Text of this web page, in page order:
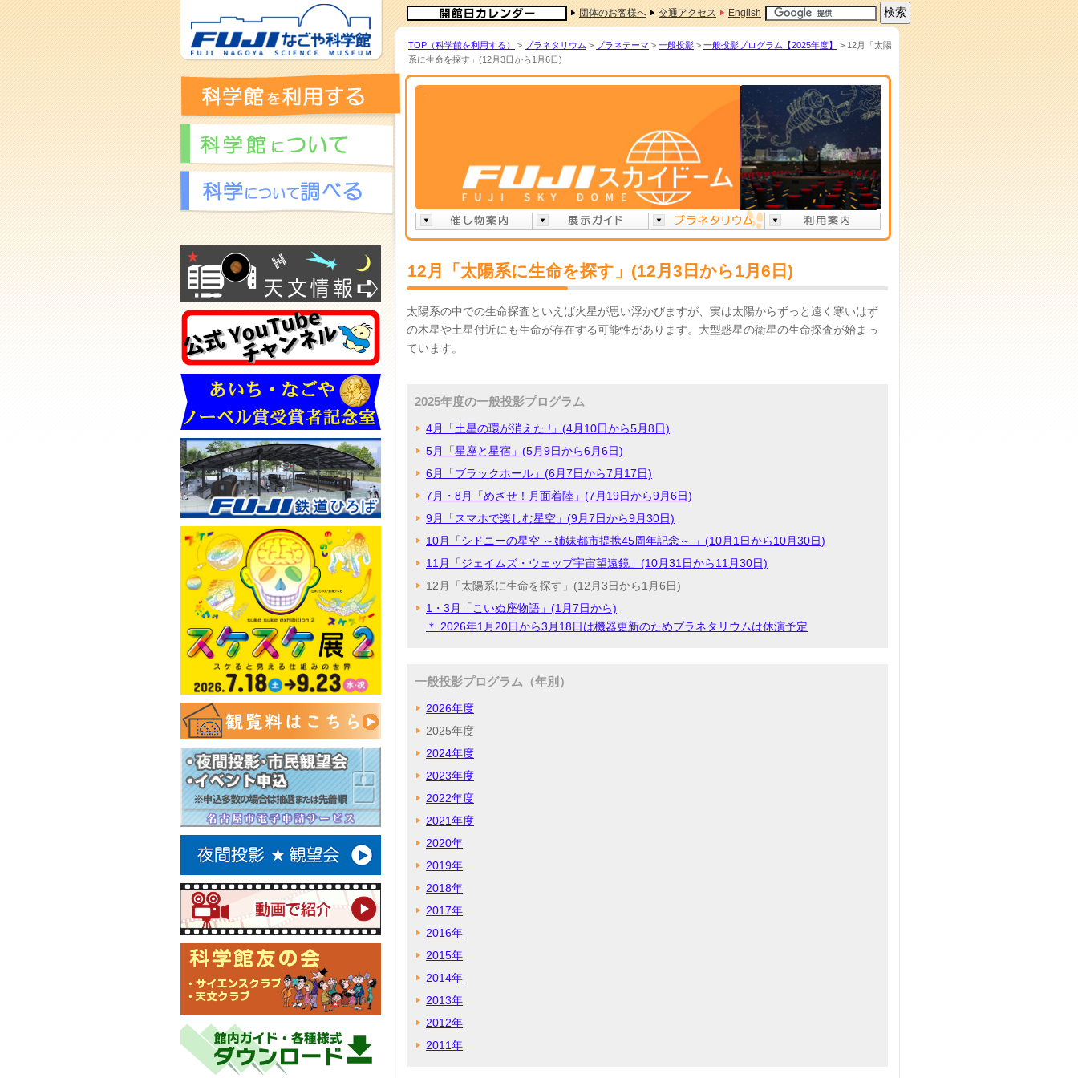
団体のお客様へ 交通アクセス English
TOP（科学館を利用する） > プラネタリウム > プラネテーマ > 一般投影 > 一般投影プログラム【2025年度】
> 12月「太陽
系に生命を探す」(12月3日から1月6日)
12月「太陽系に生命を探す」(12月3日から1月6日)
太陽系の中での生命探査といえば火星が思い浮かびますが、実は太陽からずっと遠く寒いはず
の木星や土星付近にも生命が存在する可能性があります。大型惑星の衛星の生命探査が始まっ
ています。
2025年度の一般投影プログラム
4月「土星の環が消えた !」(4月10日から5月8日)
5月「星座と星宿」(5月9日から6月6日)
6月「ブラックホール」(6月7日から7月17日)
7月・8月「めざせ！月面着陸」(7月19日から9月6日)
9月「スマホで楽しむ星空」(9月7日から9月30日)
10月「シドニーの星空 ～姉妹都市提携45周年記念～ 」(10月1日から10月30日)
11月「ジェイムズ・ウェッブ宇宙望遠鏡」(10月31日から11月30日)
12月「太陽系に生命を探す」(12月3日から1月6日)
1・3月「こいぬ座物語」(1月7日から)
＊ 2026年1月20日から3月18日は機器更新のためプラネタリウムは休演予定
一般投影プログラム（年別）
2026年度
2025年度
2024年度
2023年度
2022年度
2021年度
2020年
2019年
2018年
2017年
2016年
2015年
2014年
2013年
2012年
2011年